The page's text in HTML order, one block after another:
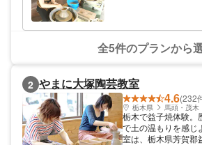
全5件のプランから
2 やまに大塚陶芸教室
4.6(232
栃木県 馬頭・茂木
栃木で益子焼体験。
で土の温もりを感じ
室は、栃木県芳賀郡